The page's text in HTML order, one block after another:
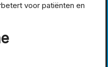
voor patiënten en